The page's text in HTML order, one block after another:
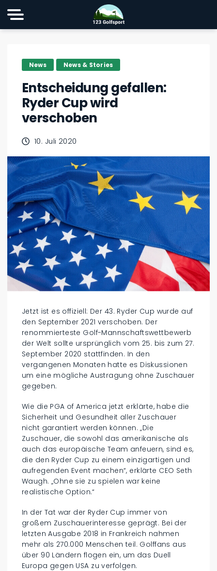
News News & Stories
Entscheidung gefallen:
Ryder Cup wird
verschoben
10. Juli 2020
Jetzt ist es offiziell: Der 43. Ryder Cup wurde auf
den September 2021 verschoben. Der
renommierteste Golf-Mannschaftswettbewerb
der Welt sollte ursprünglich vom 25. bis zum 27.
September 2020 stattfinden. In den
vergangenen Monaten hatte es Diskussionen
um eine mögliche Austragung ohne Zuschauer
gegeben.
Wie die PGA of America jetzt erklärte, habe die
Sicherheit und Gesundheit aller Zuschauer
nicht garantiert werden können. „Die
Zuschauer, die sowohl das amerikanische als
auch das europäische Team anfeuern, sind es,
die den Ryder Cup zu einem einzigartigen und
aufregenden Event machen“, erklärte CEO Seth
Waugh. „Ohne sie zu spielen war keine
realistische Option.“
In der Tat war der Ryder Cup immer von
großem Zuschauerinteresse geprägt. Bei der
letzten Ausgabe 2018 in Frankreich nahmen
mehr als 270.000 Menschen teil. Golffans aus
über 90 Ländern flogen ein, um das Duell
Europa gegen USA zu verfolgen.